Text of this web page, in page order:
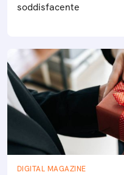
soddisfacente
DIGITAL MAGAZINE